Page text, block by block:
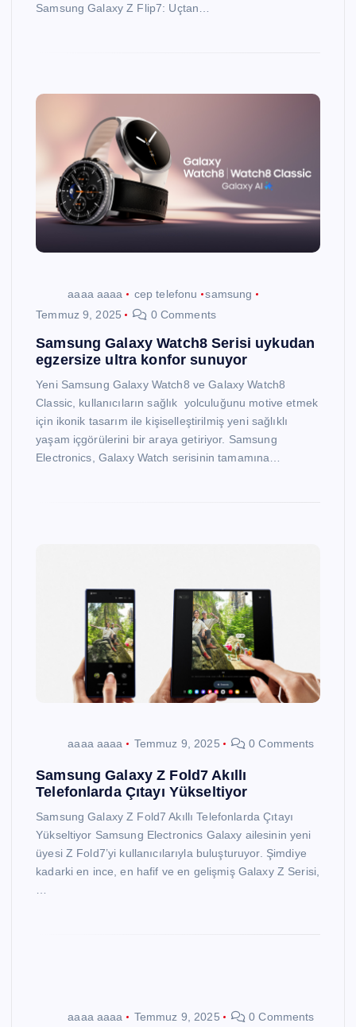
Samsung Galaxy Z Flip7: Uçtan…
aaaa aaaa cep telefonu
samsung
Temmuz 9, 2025
0 Comments
Samsung Galaxy Watch8 Serisi uykudan
egzersize ultra konfor sunuyor
Yeni Samsung Galaxy Watch8 ve Galaxy Watch8
Classic, kullanıcıların sağlık yolculuğunu motive etmek
için ikonik tasarım ile kişiselleştirilmiş yeni sağlıklı
yaşam içgörülerini bir araya getiriyor. Samsung
Electronics, Galaxy Watch serisinin tamamına…
aaaa aaaa Temmuz 9, 2025 0 Comments
Samsung Galaxy Z Fold7 Akıllı
Telefonlarda Çıtayı Yükseltiyor
Samsung Galaxy Z Fold7 Akıllı Telefonlarda Çıtayı
Yükseltiyor Samsung Electronics Galaxy ailesinin yeni
üyesi Z Fold7’yi kullanıcılarıyla buluşturuyor. Şimdiye
kadarki en ince, en hafif ve en gelişmiş Galaxy Z Serisi,
aaaa aaaa Temmuz 9, 2025 0 Comments